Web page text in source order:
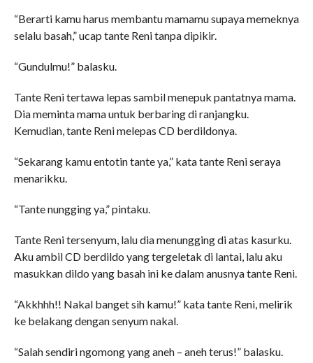
“Berarti kamu harus membantu mamamu supaya memeknya
selalu basah,” ucap tante Reni tanpa dipikir.
“Gundulmu!” balasku.
Tante Reni tertawa lepas sambil menepuk pantatnya mama.
Dia meminta mama untuk berbaring di ranjangku.
Kemudian, tante Reni melepas CD berdildonya.
“Sekarang kamu entotin tante ya,” kata tante Reni seraya
menarikku.
“Tante nungging ya,” pintaku.
Tante Reni tersenyum, lalu dia menungging di atas kasurku.
Aku ambil CD berdildo yang tergeletak di lantai, lalu aku
masukkan dildo yang basah ini ke dalam anusnya tante Reni.
“Akkhhh!! Nakal banget sih kamu!” kata tante Reni, melirik
ke belakang dengan senyum nakal.
“Salah sendiri ngomong yang aneh – aneh terus!” balasku.